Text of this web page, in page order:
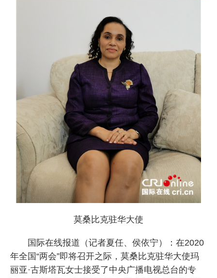
莫桑比克驻华大使
国际在线报道（记者夏任、侯依宁）：在2020
年全国“两会”即将召开之际，莫桑比克驻华大使玛
丽亚·古斯塔瓦女士接受了中央广播电视总台的专